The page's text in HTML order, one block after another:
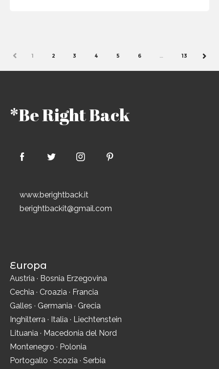
PREV1 2 3 4 5 6 … 13 NEXT
*Be Right Back
www.berightback.it
berightbackit@gmail.com
Europa
Austria · Bosnia Erzegovina
Cechia · Croazia · Francia
Galles · Germania · Grecia
Inghilterra · Italia · Liechtenstein
Lituania · Macedonia del Nord
Montenegro · Polonia
Portogallo · Scozia · Serbia